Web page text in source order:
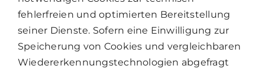
fehlerfreien und optimierten Bereitstellung
seiner Dienste. Sofern eine Einwilligung zur
Speicherung von Cookies und vergleichbaren
Wiedererkennungstechnologien abgefragt